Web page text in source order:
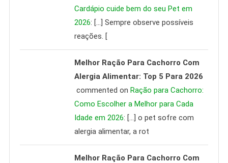
Cardápio cuide bem do seu Pet em
2026: […] Sempre observe possíveis
reações. [
Melhor Ração Para Cachorro Com
Alergia Alimentar: Top 5 Para 2026
commented onRação para Cachorro:
Como Escolher a Melhor para Cada
Idade em 2026: […] o pet sofre com
alergia alimentar, a rot
Melhor Ração Para Cachorro Com